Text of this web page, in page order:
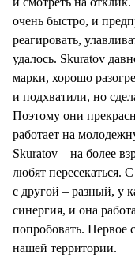
очень быстро, и
реагировать,
удалось. Skuratov
марки, хорошо
и подхватили, но
Поэтому они
работает на
Skuratov – на более
любят пересекаться.
с другой – разный, у
синергия, и она
попробовать. Первое
нашей территории.